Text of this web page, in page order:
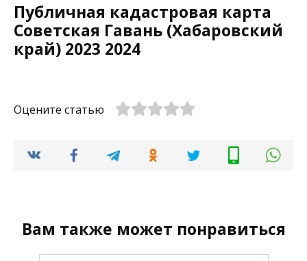
Публичная кадастровая карта
Советская Гавань (Хабаровский
край) 2023 2024
Оцените статью
Вам также может понравиться